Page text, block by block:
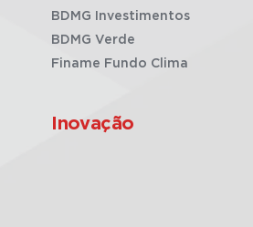
BDMG Investimentos
BDMG Verde
Finame Fundo Clima
Inovação